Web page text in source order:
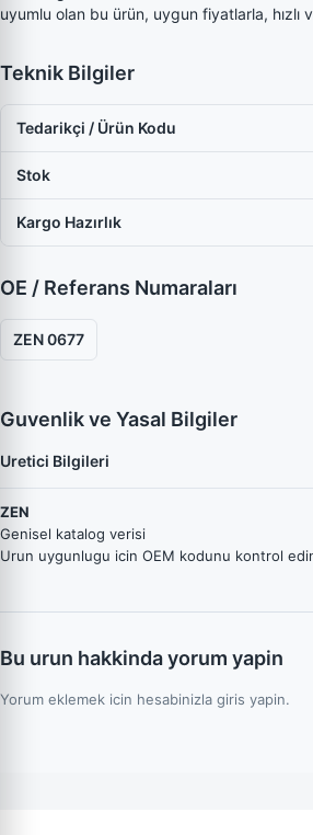
uyumlu olan bu ürün, uygun fiyatlarla,
Teknik Bilgiler
Tedarikçi / Ürün Kodu
Stok
Kargo Hazırlık
OE / Referans Numaraları
ZEN 0677
Guvenlik ve Yasal Bilgiler
Uretici Bilgileri
ZEN
Genisel katalog verisi
Urun uygunlugu icin OEM kodunu kontrol
Bu urun hakkinda yorum yapin
Yorum eklemek icin hesabinizla giris yapin.